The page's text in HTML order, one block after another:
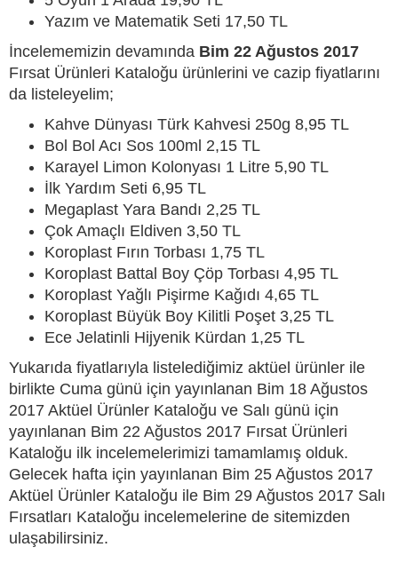
Yazım ve Matematik Seti 17,50 TL
İncelememizin devamında Bim 22 Ağustos 2017
Fırsat Ürünleri Kataloğu ürünlerini ve cazip fiyatlarını
da listeleyelim;
Kahve Dünyası Türk Kahvesi 250g 8,95 TL
Bol Bol Acı Sos 100ml 2,15 TL
Karayel Limon Kolonyası 1 Litre 5,90 TL
İlk Yardım Seti 6,95 TL
Megaplast Yara Bandı 2,25 TL
Çok Amaçlı Eldiven 3,50 TL
Koroplast Fırın Torbası 1,75 TL
Koroplast Battal Boy Çöp Torbası 4,95 TL
Koroplast Yağlı Pişirme Kağıdı 4,65 TL
Koroplast Büyük Boy Kilitli Poşet 3,25 TL
Ece Jelatinli Hijyenik Kürdan 1,25 TL
Yukarıda fiyatlarıyla listelediğimiz aktüel ürünler ile
birlikte Cuma günü için yayınlanan Bim 18 Ağustos
2017 Aktüel Ürünler Kataloğu ve Salı günü için
yayınlanan Bim 22 Ağustos 2017 Fırsat Ürünleri
Kataloğu ilk incelemelerimizi tamamlamış olduk.
Gelecek hafta için yayınlanan Bim 25 Ağustos 2017
Aktüel Ürünler Kataloğu ile Bim 29 Ağustos 2017 Salı
Fırsatları Kataloğu incelemelerine de sitemizden
ulaşabilirsiniz.